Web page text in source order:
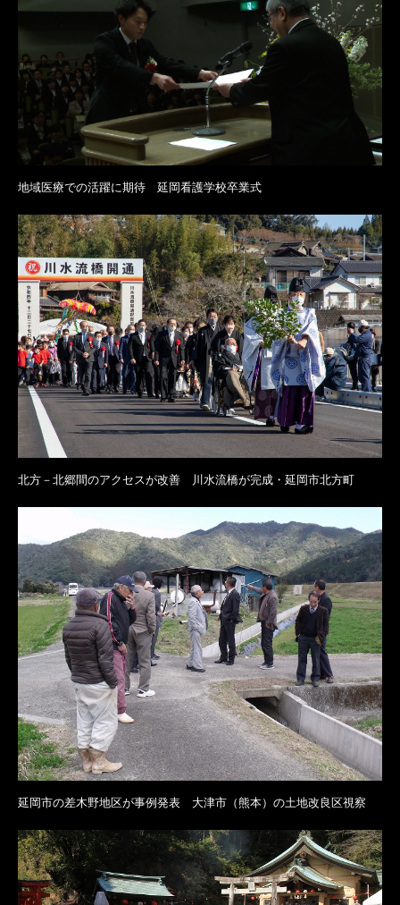
地域医療での活躍に期待 延岡看護学校卒業式
北方－北郷間のアクセスが改善 川水流橋が完成・延岡市北方町
延岡市の差木野地区が事例発表 大津市（熊本）の土地改良区視察